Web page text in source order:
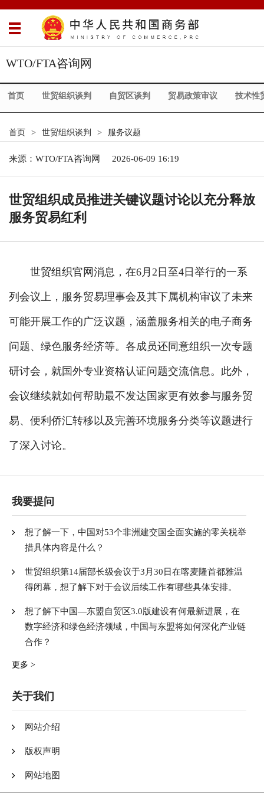
WTO/FTA咨询网
首页 世贸组织谈判 自贸区谈判 贸易政策审议 技术性
首页 > 世贸组织谈判 > 服务议题
来源： WTO/FTA咨询网 2026-06-09 16:19
世贸组织成员推进关键议题讨论以充分释放
服务贸易红利
世贸组织官网消息，在6月2日至4日举行的一系
列会议上，服务贸易理事会及其下属机构审议了未来
可能开展工作的广泛议题，涵盖服务相关的电子商务
问题、绿色服务经济等。各成员还同意组织一次专题
研讨会，就国外专业资格认证问题交流信息。此外，
会议继续就如何帮助最不发达国家更有效参与服务贸
易、便利侨汇转移以及完善环境服务分类等议题进行
了深入讨论。
我要提问
想了解一下，中国对53个非洲建交国全面实施的零关税举
措具体内容是什么？
世贸组织第14届部长级会议于3月30日在喀麦隆首都雅温
得闭幕，想了解下对于会议后续工作有哪些具体安排。
想了解下中国—东盟自贸区3.0版建设有何最新进展，在
数字经济和绿色经济领域，中国与东盟将如何深化产业链
合作？
更多 >
关于我们
网站介绍
版权声明
网站地图